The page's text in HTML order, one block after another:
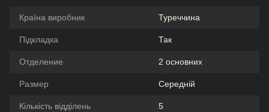
Країна виробник Туреччина
Підкладка Так
Отделение 2 основних
Размер Середній
Кількість відділень 5